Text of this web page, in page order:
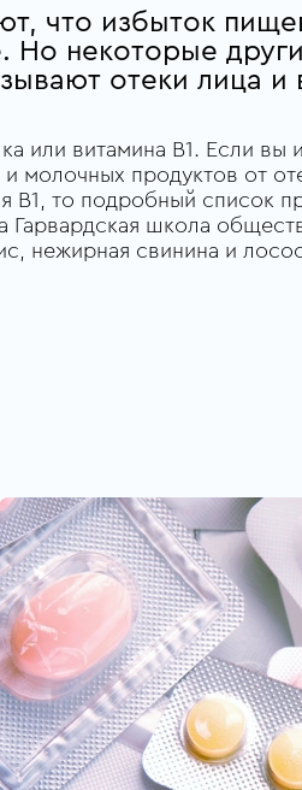
что избыток
Но некоторые
отеки лица и
или витамина B1. Если вы
молочных продуктов от
B1, то подробный список
Гарвардская школа
нежирная свинина и